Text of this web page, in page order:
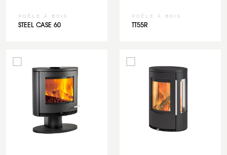
POÊLE À BOIS
STEEL CASE 60
POÊLE À BOIS
TT55R